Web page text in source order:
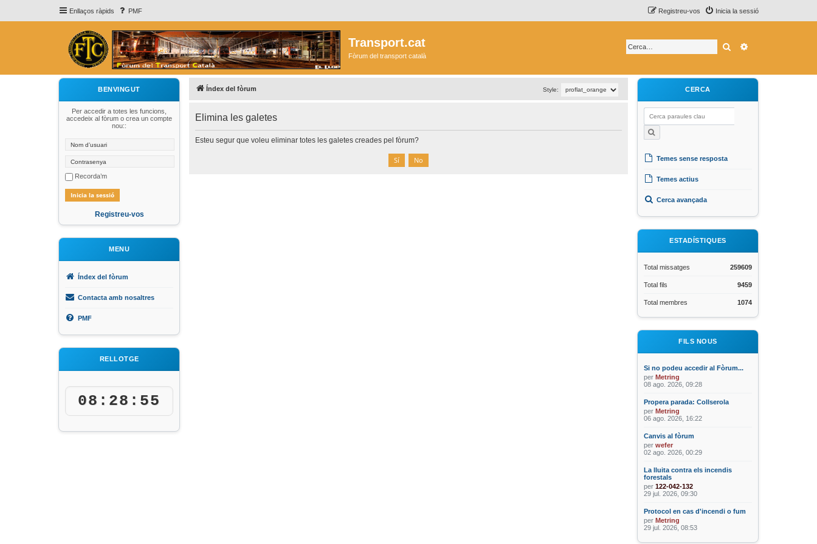
Enllaços ràpids PMF Inicia la sessió
Registreu-vos
Transport.cat
Fòrum del transport català
Cerca
BENVINGUT
Per accedir a totes les funcions,
accedeix al fòrum o crea un compte
nou::
Recorda’m
Registreu-vos
MENU
Índex del fòrum
Contacta amb nosaltres
PMF
RELLOTGE
08:28:55
Índex del fòrum Style:
Elimina les galetes
Esteu segur que voleu eliminar totes les galetes creades pel fòrum?
CERCA
Temes sense resposta
Temes actius
Cerca avançada
ESTADÍSTIQUES
Total missatges 259609
Total fils 9459
Total membres 1074
FILS NOUS
Si no podeu accedir al Fòrum...
per Metring
08 ago. 2026, 09:28
Propera parada: Collserola
per Metring
06 ago. 2026, 16:22
Canvis al fòrum
per wefer
02 ago. 2026, 00:29
La lluita contra els incendis
forestals
per 122-042-132
29 jul. 2026, 09:30
Protocol en cas d'incendi o fum
per Metring
29 jul. 2026, 08:53